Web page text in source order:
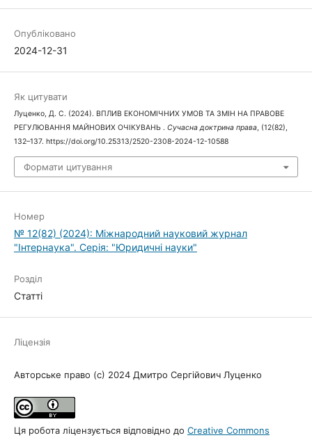
Опубліковано
2024-12-31
Як цитувати
Луценко, Д. С. (2024). ВПЛИВ ЕКОНОМІЧНИХ УМОВ ТА ЗМІН НА ПРАВОВЕ
РЕГУЛЮВАННЯ МАЙНОВИХ ОЧІКУВАНЬ . Сучасна доктрина права, (12(82),
132–137. https://doi.org/10.25313/2520-2308-2024-12-10588
Формати цитування
Номер
№ 12(82) (2024): Міжнародний науковий журнал
"Інтернаука". Серія: "Юридичні науки"
Розділ
Статті
Ліцензія
Авторське право (c) 2024 Дмитро Сергійович Луценко
Ця робота ліцензується відповідно до Creative Commons